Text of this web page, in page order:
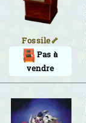
Fossile🦴
Pas à
vendre